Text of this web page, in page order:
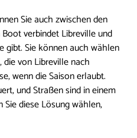
Sie auch zwischen den
verbindet Libreville und
gibt. Sie können auch wählen
die von Libreville nach
wenn die Saison erlaubt.
und Straßen sind in einem
diese Lösung wählen,